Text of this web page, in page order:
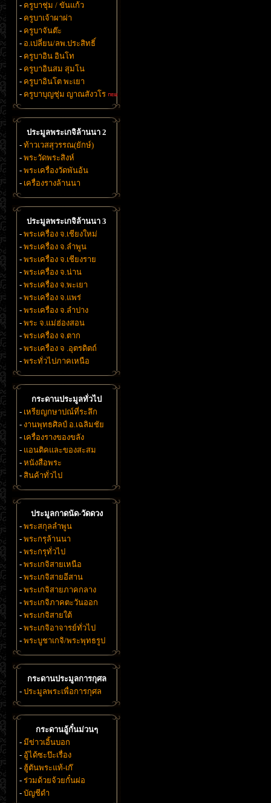
- ครูบาชุ่ม / ขันแก้ว
- ครูบาเจ้าผาผ่า
- ครูบาจันต๊ะ
- อ.เปลี่ยน/ลพ.ประสิทธิ์
- ครูบาอิน อินโท
- ครูบาอินสม สุมโน
- ครูบาอินโต พะเยา
- ครูบาบุญชุ่ม ญาณสังวโร
ประมูลพระเกจิล้านนา 2
- ท้าวเวสสุวรรณ(ยักษ์)
- พระวัดพระสิงห์
- พระเครื่องวัดพันอ้น
- เครื่องรางล้านนา
ประมูลพระเกจิล้านนา 3
- พระเครื่อง จ.เชียงใหม่
- พระเครื่อง จ.ลำพูน
- พระเครื่อง จ.เชียงราย
- พระเครื่อง จ.น่าน
- พระเครื่อง จ.พะเยา
- พระเครื่อง จ.แพร่
- พระเครื่อง จ.ลำปาง
- พระ จ.แม่ฮ่องสอน
- พระเครื่อง จ.ตาก
- พระเครื่อง จ .อุตรดิตถ์
- พระทั่วไปภาคเหนือ
กระดานประมูลทั่วไป
- เหรียญกษาปณ์ที่ระลึก
- งานพุทธศิลป์ อ.เฉลิมชัย
- เครื่องรางของขลัง
- แอนติคและของสะสม
- หนังสือพระ
- สินค้าทั่วไป
ประมูลกาดนัด-วัดดวง
- พระสกุลลำพูน
- พระกรุล้านนา
- พระกรุทั่วไป
- พระเกจิสายเหนือ
- พระเกจิสายอีสาน
- พระเกจิสายภาคกลาง
- พระเกจิภาคตะวันออก
- พระเกจิสายใต้
- พระเกจิอาจารย์ทั่วไป
- พระบูชาเกจิ/พระพุทธรูป
กระดานประมูลการกุศล
- ประมูลพระเพื่อการกุศล
กระดานอู้กั๋นม่วนๆ
- มีข่าวเอิ้นบอก
- อู้ได้ซะป๊ะเรื่อง
- ฮู้ตันพระแท้-เก๊
- ร่วมด้วยจ้วยกั๋นผ่อ
- บัญชีดำ